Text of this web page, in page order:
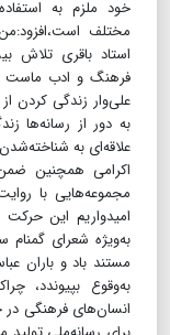
خود ملزم به
مختلف
استاد باقری تلاش
فرهنگ و ادب ماست .
علی‌وار زندگی کردن
به دور از رسانه‌ها
علاقه‌ای به
اکرامی همچنین ضمن
مجموعه‌هایی با
امیدواریم این
به‌ویژه شعرای گمنام
مستند باد و باران
به‌وقوع بپیوندد،
انسان‌های فرهنگی